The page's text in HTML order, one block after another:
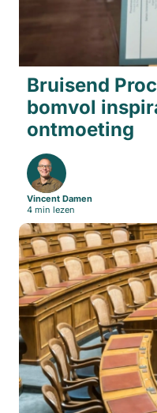
Bruisend
bomvol
ontmoeting
Vincent Damen
4 min lezen